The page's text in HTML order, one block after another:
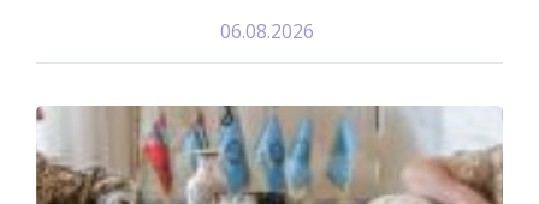
06.08.2026